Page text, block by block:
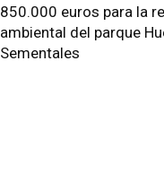
850.000 euros para la
ambiental del parque
Sementales